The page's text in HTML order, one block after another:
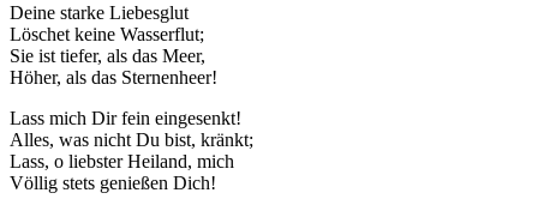
Deine starke Liebesglut
Löschet keine Wasserflut;
Sie ist tiefer, als das Meer,
Höher, als das Sternenheer!
Lass mich Dir fein eingesenkt!
Alles, was nicht Du bist, kränkt;
Lass, o liebster Heiland, mich
Völlig stets genießen Dich!